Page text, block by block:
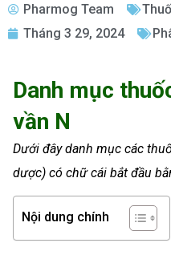
Pharmog Team
Tháng 3 29, 2024
Danh mục
vần N
Dưới đây danh mục các
dược) có chữ cái bắt đầu
Nội dung chính